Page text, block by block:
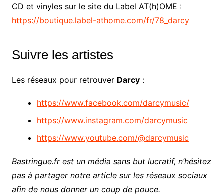
CD et vinyles sur le site du Label AT(h)OME :
https://boutique.label-athome.com/fr/78_darcy
Suivre les artistes
Les réseaux pour retrouver Darcy:
https://www.facebook.com/darcymusic/
https://www.instagram.com/darcymusic
https://www.youtube.com/@darcymusic
Bastringue.fr est un média sans but lucratif, n’hésitez
pas à partager notre article sur les réseaux sociaux
afin de nous donner un coup de pouce.